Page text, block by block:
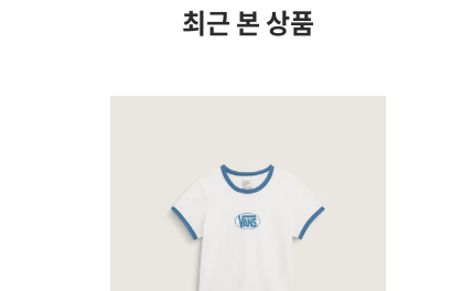
최근 본 상품